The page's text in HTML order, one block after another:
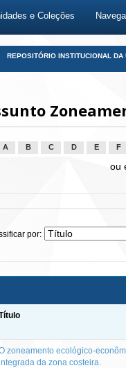
e Coleções
REPOSITÓRIO INSTITUCIONAL DA
A B C D E F
ou
por:
zoneamento ecológico-
da zona costeira.